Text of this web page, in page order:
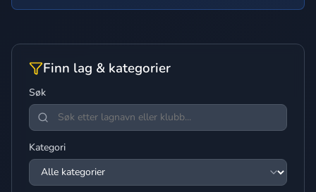
Finn lag & kategorier
Søk
Kategori